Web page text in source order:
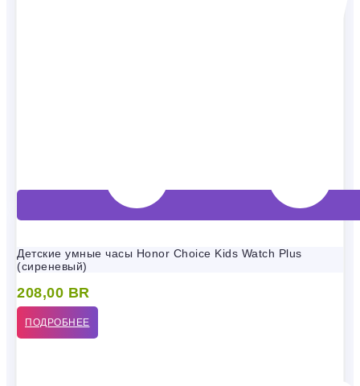
Детские умные часы Honor Choice Kids Watch Plus
(сиреневый)
208,00 BR
ПОДРОБНЕЕ